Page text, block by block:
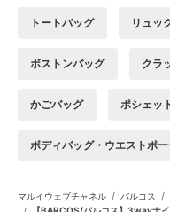
トートバッグ リュッ
ボストンバッグ クラ
かごバッグ ポシェッ
ボディバッグ・ウエストポ
マルイウェブチャネル / バルコス /